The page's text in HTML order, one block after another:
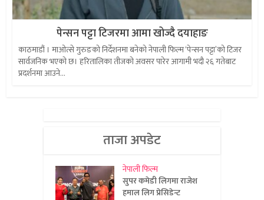
पेन्सन पट्टा टिजरमा आमा खोज्दै दयाहाङ
काठमाडौं । माओत्से गुरुङको निर्देशनमा बनेको नेपाली फिल्म ‘पेन्सन पट्टा’को टिजर
सार्वजनिक भएको छ। हरितालिका तीजको अवसर पारेर आगामी भदौ २६ गतेबाट
प्रदर्शनमा आउने...
ताजा अपडेट
नेपाली फिल्म
सुपर कमेडी लिगमा राजेश
हमाल लिग प्रेसिडेन्ट